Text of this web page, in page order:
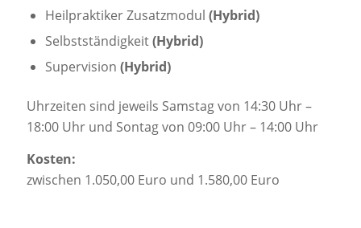
Heilpraktiker Zusatzmodul (Hybrid)
Selbstständigkeit(Hybrid)
Supervision (Hybrid)
Uhrzeiten sind jeweils Samstag von 14:30 Uhr –
18:00 Uhr und Sontag von 09:00 Uhr – 14:00 Uhr
Kosten:
zwischen 1.050,00 Euro und 1.580,00 Euro